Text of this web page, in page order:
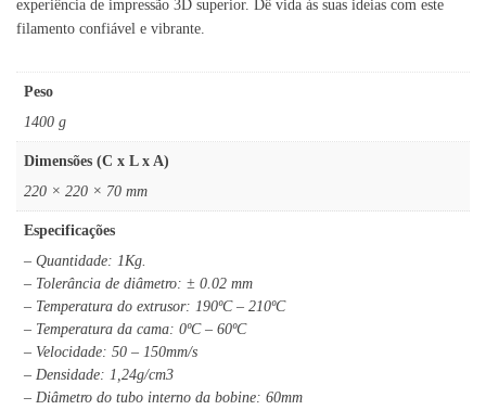
experiência de impressão 3D superior. Dê vida às suas ideias com este
filamento confiável e vibrante.
Peso
1400 g
Dimensões (C x L x A)
220 × 220 × 70 mm
Especificações
– Quantidade: 1Kg.
– Tolerância de diâmetro: ± 0.02 mm
– Temperatura do extrusor: 190ºC – 210ºC
– Temperatura da cama: 0ºC – 60ºC
– Velocidade: 50 – 150mm/s
– Densidade: 1,24g/cm3
– Diâmetro do tubo interno da bobine: 60mm